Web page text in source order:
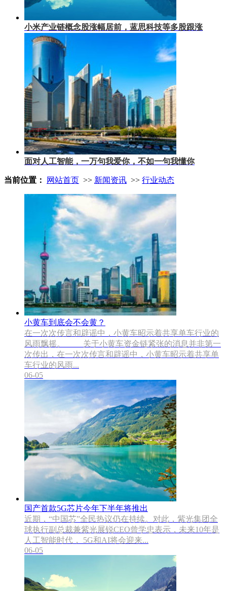
小米产业链概念股涨幅居前，蓝思科技等多股跟涨
面对人工智能，一万句我爱你，不如一句我懂你
当前位置： 网站首页 >> 新闻资讯 >> 行业动态
小黄车到底会不会黄？
在一次次传言和辟谣中，小黄车昭示着共享单车行业的
风雨飘摇。 关于小黄车资金链紧张的消息并非第一
次传出，在一次次传言和辟谣中，小黄车昭示着共享单
车行业的风雨...
06-05
国产首款5G芯片今年下半年将推出
近期，“中国芯”全民热议仍在持续。对此，紫光集团全
球执行副总裁兼紫光展锐CEO曾学忠表示，未来10年是
人工智能时代， 5G和AI将会迎来...
06-05